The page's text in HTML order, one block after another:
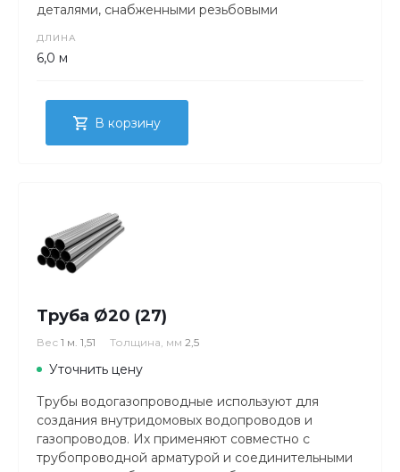
деталями, снабженными резьбовыми
ДЛИНА
6,0 м
В корзину
Труба Ø20 (27)
Вес 1 м. 1,51 Толщина, мм 2,5
Уточнить цену
Трубы водогазопроводные используют для
создания внутридомовых водопроводов и
газопроводов. Их применяют совместно с
трубопроводной арматурой и соединительными